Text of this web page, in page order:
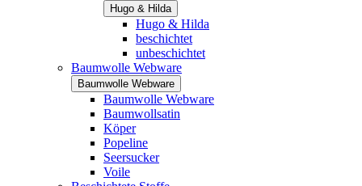
Hugo & Hilda
Hugo & Hilda
beschichtet
unbeschichtet
Baumwolle Webware
Baumwolle Webware
Baumwolle Webware
Baumwollsatin
Köper
Popeline
Seersucker
Voile